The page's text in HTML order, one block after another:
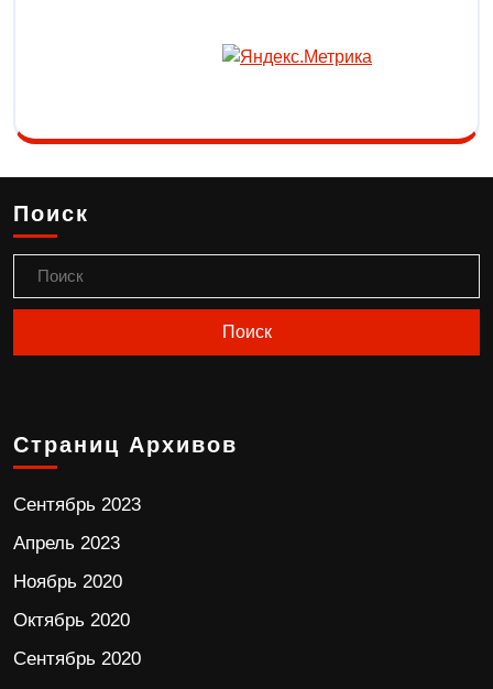
Поиск
Страниц Архивов
Сентябрь 2023
Апрель 2023
Ноябрь 2020
Октябрь 2020
Сентябрь 2020